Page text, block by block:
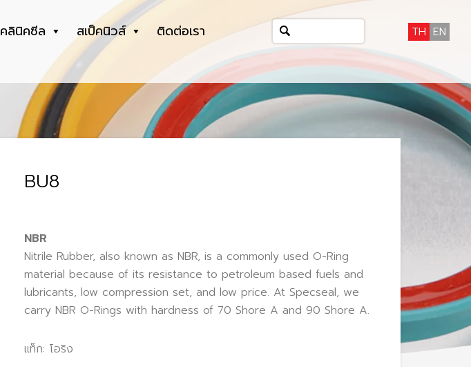
คลินิคซีล สเป็คนิวส์
ติดต่อเรา
TH EN
BU8
NBR
Nitrile Rubber, also known as NBR, is a commonly used O-Ring
material because of its resistance to petroleum based fuels and
lubricants, low compression set, and low price. At Specseal, we
carry NBR O-Rings with hardness of 70 Shore A and 90 Shore A.
แท็ก: โอริง